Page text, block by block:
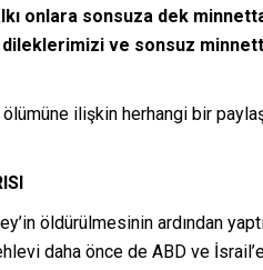
onlara sonsuza dek
ve sonsuz
ölümüne ilişkin herhangi bir
öldürülmesinin ardından
daha önce de ABD ve İsrail’e